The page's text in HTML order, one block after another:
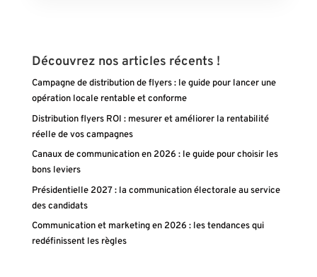
Découvrez nos articles récents !
Campagne de distribution de flyers : le guide pour lancer une
opération locale rentable et conforme
Distribution flyers ROI : mesurer et améliorer la rentabilité
réelle de vos campagnes
Canaux de communication en 2026 : le guide pour choisir les
bons leviers
Présidentielle 2027 : la communication électorale au service
des candidats
Communication et marketing en 2026 : les tendances qui
redéfinissent les règles